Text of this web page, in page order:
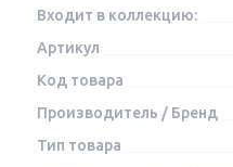
Входит в коллекцию:
Артикул
Код товара
Производитель / Бренд
Тип товара